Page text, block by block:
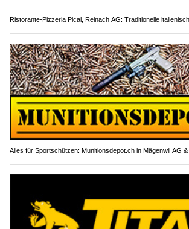
Ristorante-Pizzeria Pical, Reinach AG: Traditionelle
Alles für Sportschützen: Munitionsdepot.ch in Mägenwil AG &